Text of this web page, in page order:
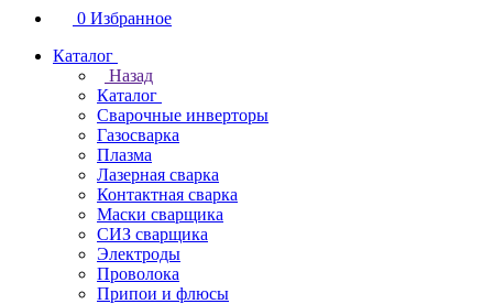
0 Избранное
Каталог
Назад
Каталог
Сварочные инверторы
Газосварка
Плазма
Лазерная сварка
Контактная сварка
Маски сварщика
СИЗ сварщика
Электроды
Проволока
Припои и флюсы